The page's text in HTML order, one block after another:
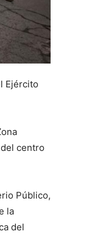
Ejército
centro
Público,
la
del